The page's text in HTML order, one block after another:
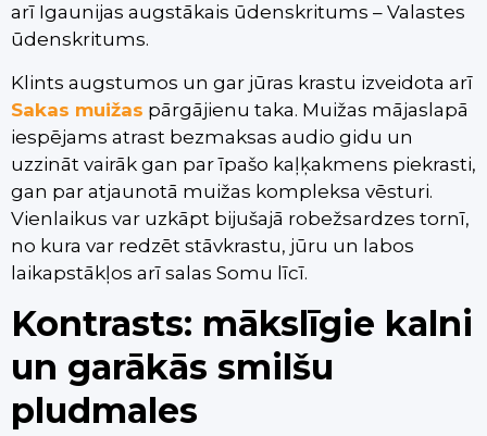
arī Igaunijas augstākais ūdenskritums – Valastes
ūdenskritums.
Klints augstumos un gar jūras krastu izveidota arī
Sakas muižas pārgājienu taka. Muižas mājaslapā
iespējams atrast bezmaksas audio gidu un
uzzināt vairāk gan par īpašo kaļķakmens piekrasti,
gan par atjaunotā muižas kompleksa vēsturi.
Vienlaikus var uzkāpt bijušajā robežsardzes tornī,
no kura var redzēt stāvkrastu, jūru un labos
laikapstākļos arī salas Somu līcī.
Kontrasts: mākslīgie kalni
un garākās smilšu
pludmales